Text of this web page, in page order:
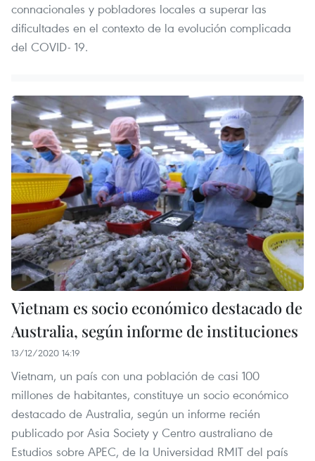
connacionales y pobladores locales a superar las
dificultades en el contexto de la evolución complicada
del COVID- 19.
Vietnam es socio económico destacado de
Australia, según informe de instituciones
13/12/2020 14:19
Vietnam, un país con una población de casi 100
millones de habitantes, constituye un socio económico
destacado de Australia, según un informe recién
publicado por Asia Society y Centro australiano de
Estudios sobre APEC, de la Universidad RMIT del país